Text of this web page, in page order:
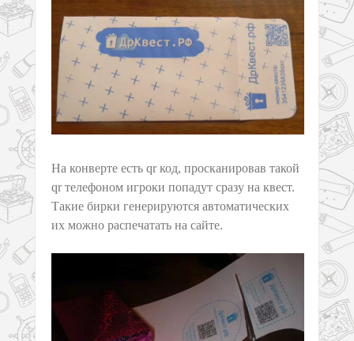
На конверте есть qr код, просканировав такой
qr телефоном игроки попадут сразу на квест.
Такие бирки генерируются автоматических
их можно распечатать на сайте.